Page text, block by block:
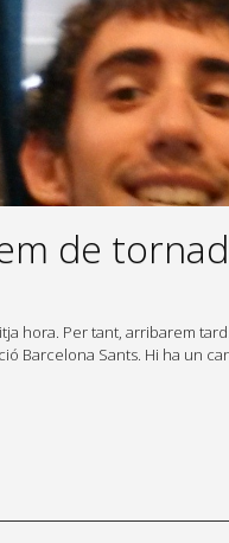
de
hora. Per tant, arribarem
Barcelona Sants. Hi ha un